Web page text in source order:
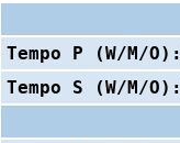
Tempo P (W/M/O):
Tempo S (W/M/O):